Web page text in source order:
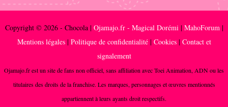
Copyright © 2026 - Chocola | Ojamajo.fr - Magical Dorémi| MahoForum|
Mentions légales| Politique de confidentialité| Cookies| Contact et
signalement
Ojamajo.fr est un site de fans non officiel, sans affiliation avec Toei Animation, ADN ou les
titulaires des droits de la franchise. Les marques, personnages et œuvres mentionnés
appartiennent à leurs ayants droit respectifs.